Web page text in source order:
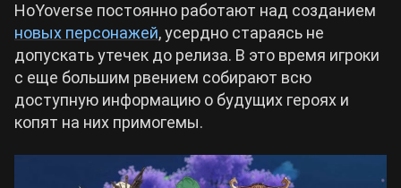
Gothic 1 Remake
Arknights: Endfield
Crimson Desert
Zenless Zone Zero
Билды Neverness to Everness
Билды Arknights: Endfield
Билды Wuthering Waves
Фильмы и сериалы
HoYoverse постоянно работают над созданием
новых персонажей, усердно стараясь не
допускать утечек до релиза. В это время игроки
с еще большим рвением собирают всю
доступную информацию о будущих героях и
копят на них примогемы.